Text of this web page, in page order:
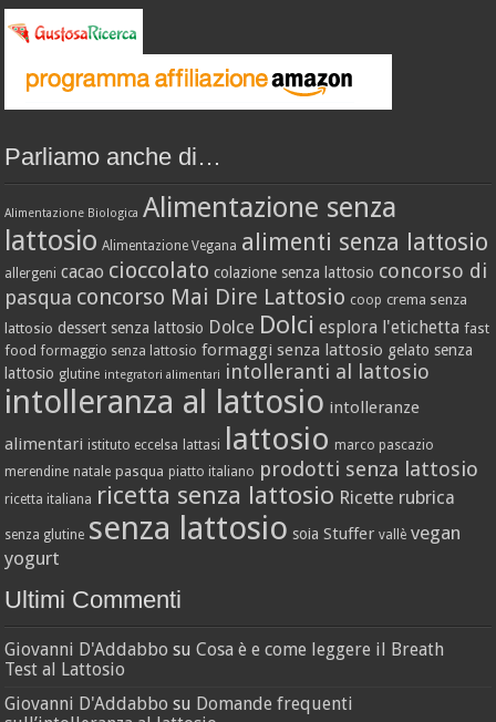
Parliamo anche di…
Alimentazione Biologica Alimentazione senza
lattosio Alimentazione Vegana alimenti senza lattosio
allergeni cacao cioccolato colazione senza lattosio concorso di
pasqua concorso Mai Dire Lattosio coop crema senza
lattosio dessert senza lattosio Dolce Dolci esplora l'etichetta fast
food formaggio senza lattosio formaggi senza lattosio gelato senza
lattosio glutine integratori alimentari intolleranti al lattosio
intolleranza al lattosio intolleranze
alimentari istituto eccelsa lattasi lattosio marco pascazio
merendine natale pasqua piatto italiano prodotti senza lattosio
ricetta italiana ricetta senza lattosio Ricette rubrica
senza glutine senza lattosio soia Stuffer vallè vegan
yogurt
Ultimi Commenti
Giovanni D'Addabbo suCosa è e come leggere il Breath
Test al Lattosio
Giovanni D'Addabbo su Domande frequenti